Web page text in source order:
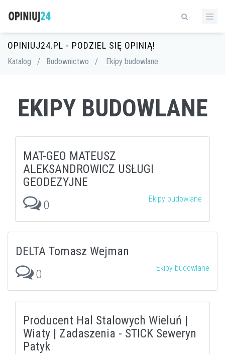
OPINIUJ24.PL - PODZIEL SIĘ OPINIĄ!
Katalog / Budownictwo / Ekipy budowlane
EKIPY BUDOWLANE
MAT-GEO MATEUSZ
ALEKSANDROWICZ USŁUGI
GEODEZYJNE
0
Ekipy budowlane
DELTA Tomasz Wejman
0
Ekipy budowlane
Producent Hal Stalowych Wieluń |
Wiaty | Zadaszenia - STICK Seweryn
Patyk